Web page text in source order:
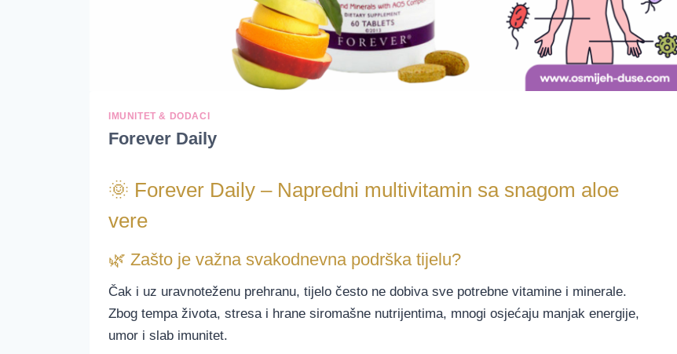
IMUNITET & DODACI
Forever Daily
🌞 Forever Daily – Napredni multivitamin sa snagom aloe
vere
🌿 Zašto je važna svakodnevna podrška tijelu?
Čak i uz uravnoteženu prehranu, tijelo često ne dobiva sve potrebne vitamine i minerale.
Zbog tempa života, stresa i hrane siromašne nutrijentima, mnogi osjećaju manjak energije,
umor i slab imunitet.